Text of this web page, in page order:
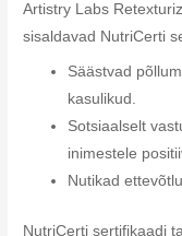
Artistry Labs
sisaldavad NutriCerti
Säästvad
kasulikud.
Sotsiaalselt
inimestele
Nutikad
NutriCerti sertifikaadi